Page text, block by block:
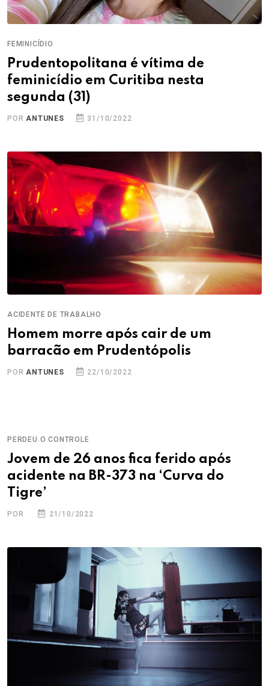
FEMINICÍDIO
Prudentopolitana é vítima de
feminicídio em Curitiba nesta
segunda (31)
POR ANTUNES 31/10/2022
ACIDENTE DE TRABALHO
Homem morre após cair de um
barracão em Prudentópolis
POR ANTUNES 22/10/2022
PERDEU O CONTROLE
Jovem de 26 anos fica ferido após
acidente na BR-373 na ‘Curva do
Tigre’
POR 21/10/2022